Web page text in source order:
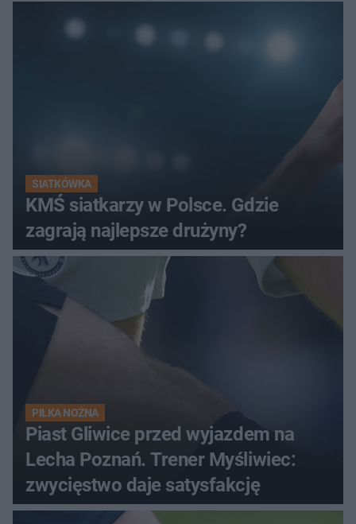
SIATKÓWKA
KMŚ siatkarzy w Polsce. Gdzie
zagrają najlepsze drużyny?
PIŁKA NOŻNA
Piast Gliwice przed wyjazdem na
Lecha Poznań. Trener Myśliwiec:
zwycięstwo daje satysfakcję